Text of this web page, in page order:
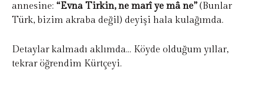
annesine: “Evna Tirkin, ne marî ye mâ ne”(Bunlar
Türk, bizim akraba değil) deyişi hala kulağımda.
Detaylar kalmadı aklımda… Köyde olduğum yıllar,
tekrar öğrendim Kürtçeyi.